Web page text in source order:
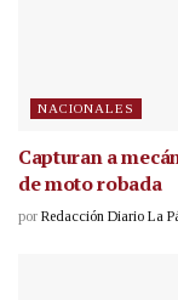
NACIONALES
Capturan a
de moto robada
por Redacción Diario La